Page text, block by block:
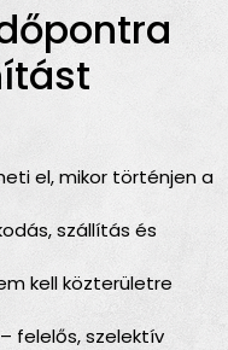
el, mikor történjen a
szállítás és
kell közterületre
– felelős, szelektív